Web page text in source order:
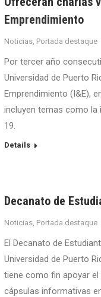
Emprendimiento
Noticias, Portada destaque
Por tercer año
Universidad de Puerto
Emprendimiento (I&E),
incluyen temas como la
19.
Details
Decanato de
Noticias, Portada destaque
El Decanato de
Universidad de Puerto
tiene como fin apoyar
cápsulas informativas